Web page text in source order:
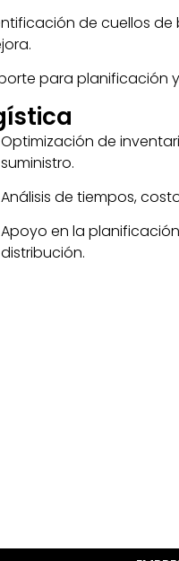
de cuellos
para planificación
Optimización de
suministro.
Análisis de tiempos,
Apoyo en la
distribución.